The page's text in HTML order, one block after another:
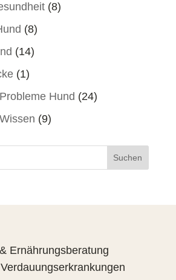
(8)
(8)
(14)
(1)
Hund (24)
(9)
Suchen
Ernährungsberatung